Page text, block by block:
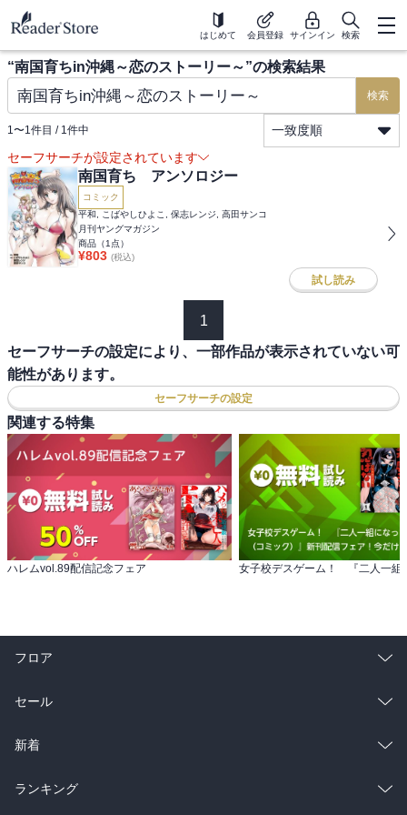
はじめて 会員登録 サインイン 検索
“南国育ちin沖縄～恋のストーリー～”の検索結果
検索
1〜1件目 / 1件中
一致度順
セーフサーチが設定されています
南国育ち アンソロジー
コミック
平和, こばやしひよこ, 保志レンジ, 高田サンコ
月刊ヤングマガジン
商品（1 点）
¥803 (税込)
試し読み
1
セーフサーチの設定により、一部作品が表示されていない可
能性があります。
セーフサーチの設定
関連する特集
ハレムvol.89配信記念フェア
フロア
総合
ラノベ
雑誌・グラビア
セール
総合
ラノベ
新着
総合
ランキング